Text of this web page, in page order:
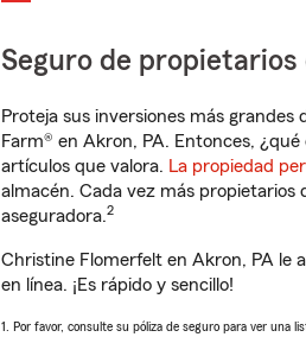
Seguro de propietarios
Proteja sus inversiones más grandes
Farm® en Akron, PA. Entonces,
artículos que valora. La propiedad
almacén. Cada vez más propietarios
aseguradora.2
Christine Flomerfelt en Akron, PA le
en línea. ¡Es rápido y sencillo!
1. Por favor, consulte su póliza de seguro para ver una